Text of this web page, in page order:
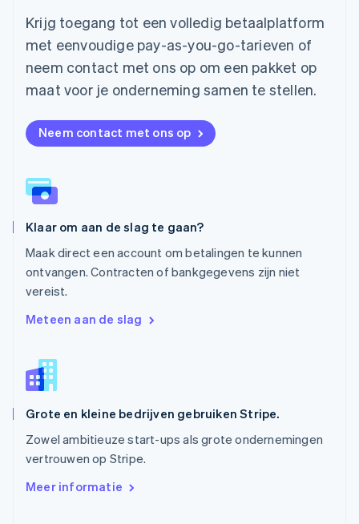
Krijg toegang tot een volledig betaalplatform
met eenvoudige pay-as-you-go-tarieven of
neem contact met ons op om een pakket op
maat voor je onderneming samen te stellen.
Neem contact met ons op
Klaar om aan de slag te gaan?
Maak direct een account om betalingen te kunnen
ontvangen. Contracten of bankgegevens zijn niet
vereist.
Meteen aan de slag
Grote en kleine bedrijven gebruiken Stripe.
Zowel ambitieuze start-ups als grote ondernemingen
vertrouwen op Stripe.
Meer informatie
Nederland
Nederlands English
Nieuw-Zeeland
English
Noorwegen
Oostenrijk
DeutschEnglish
Polen
Portugal
Português
English
Singapore
Slovenië
English
Slowakije
Español
Thailand
Tsjechië
Vasteland van China
简体中文English
English